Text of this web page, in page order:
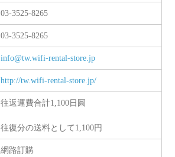
03-3525-8265
03-3525-8265
info@tw.wifi-rental-store.jp
http://tw.wifi-rental-store.jp/
往返運費合計1,100日圓
往復分の送料として1,100円
網路訂購